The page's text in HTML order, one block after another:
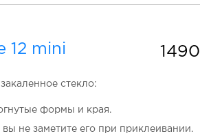
12 mini 1490
стекло:
формы и края.
не заметите его при приклеивании.